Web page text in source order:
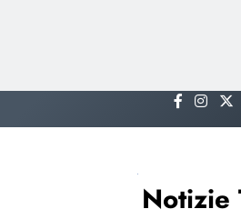
to
Notizie